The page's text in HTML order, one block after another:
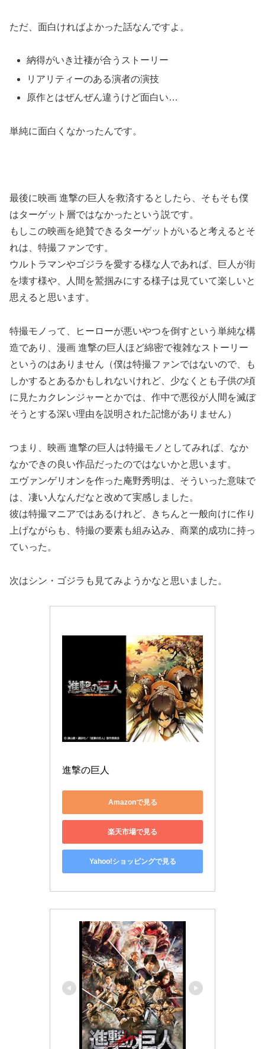
ただ、面白ければよかった話なんですよ。
納得がいき辻褄が合うストーリー
リアリティーのある演者の演技
原作とはぜんぜん違うけど面白い…
単純に面白くなかったんです。
最後に映画 進撃の巨人を救済するとしたら、そもそも僕
はターゲット層ではなかったという説です。
もしこの映画を絶賛できるターゲットがいると考えるとそ
れは、特撮ファンです。
ウルトラマンやゴジラを愛する様な人であれば、巨人が街
を壊す様や、人間を鷲掴みにする様子は見ていて楽しいと
思えると思います。
特撮モノって、ヒーローが悪いやつを倒すという単純な構
造であり、漫画 進撃の巨人ほど綿密で複雑なストーリー
というのはありません（僕は特撮ファンではないので、も
しかするとあるかもしれないけれど、少なくとも子供の頃
に見たカクレンジャーとかでは、作中で悪役が人間を滅ぼ
そうとする深い理由を説明された記憶がありません）
つまり、映画 進撃の巨人は特撮モノとしてみれば、なか
なかできの良い作品だったのではないかと思います。
エヴァンゲリオンを作った庵野秀明は、そういった意味で
は、凄い人なんだなと改めて実感しました。
彼は特撮マニアではあるけれど、きちんと一般向けに作り
上げながらも、特撮の要素も組み込み、商業的成功に持っ
ていった。
次はシン・ゴジラも見てみようかなと思いました。
進撃の巨人
Amazonで見る
楽天市場で見る
Yahoo!ショッピングで見る